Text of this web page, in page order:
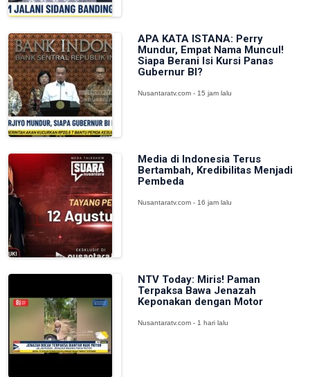
APA KATA ISTANA: Perry
Mundur, Empat Nama Muncul!
Siapa Berani Isi Kursi Panas
Gubernur BI?
Nusantaratv.com - 15 jam lalu
Media di Indonesia Terus
Bertambah, Kredibilitas Menjadi
Pembeda
Nusantaratv.com - 16 jam lalu
NTV Today: Miris! Paman
Terpaksa Bawa Jenazah
Keponakan dengan Motor
Nusantaratv.com - 1 hari lalu